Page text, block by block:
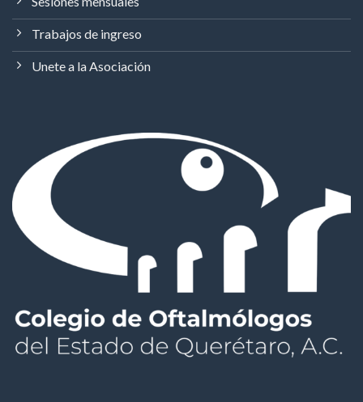
Trabajos de ingreso
Unete a la Asociación